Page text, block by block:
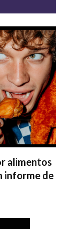
alimentos
informe de